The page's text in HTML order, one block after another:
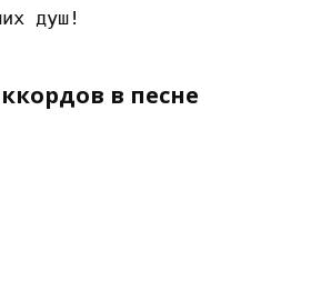
в песне